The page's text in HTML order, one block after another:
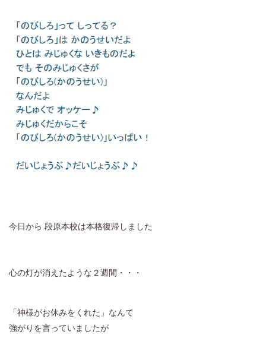
今日から 段原本校は本格復帰しました
心の灯が消えたような２週間・・・
「神様がお休みをくれた」なんて
強がりを言っていましたが